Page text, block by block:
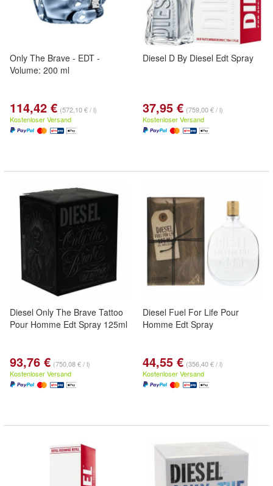
Only The Brave - EDT -
Volume: 200 ml
114,42 € (572,10 € / l)
Kostenloser Versand
Diesel D By Diesel Edt Spray
37,95 € (759,00 € / l)
Kostenloser Versand
Diesel Only The Brave Tattoo
Pour Homme Edt Spray 125ml
93,76 € (750,08 € / l)
Kostenloser Versand
Diesel Fuel For Life Pour
Homme Edt Spray
44,55 € (356,40 € / l)
Kostenloser Versand